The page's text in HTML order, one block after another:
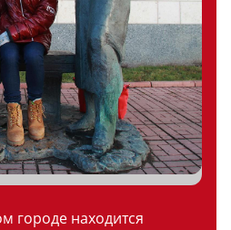
городе находится